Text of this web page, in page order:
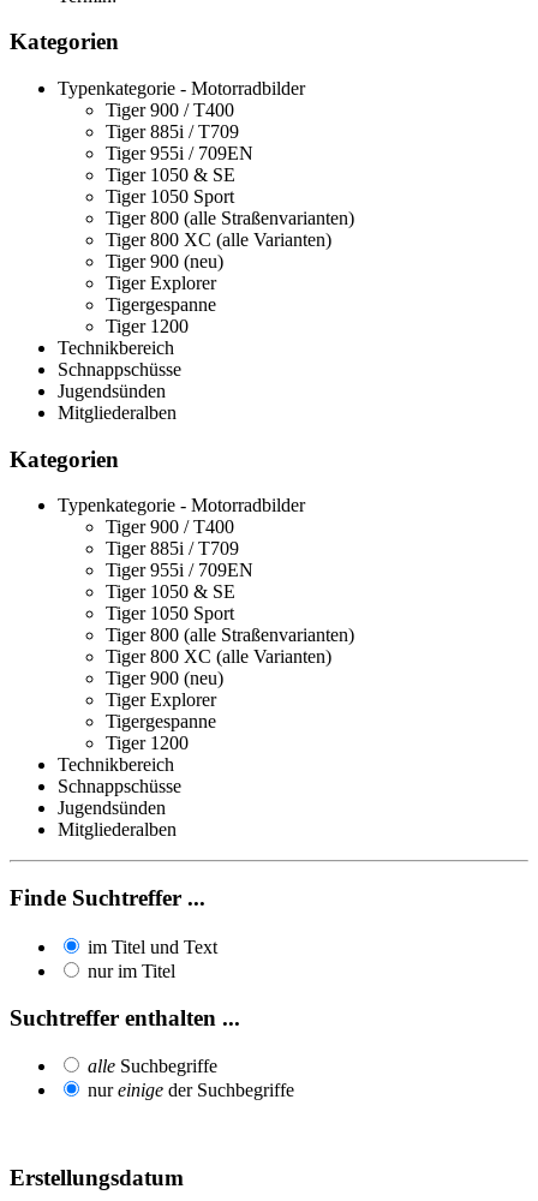
Kategorien
Typenkategorie - Motorradbilder
Tiger 900 / T400
Tiger 885i / T709
Tiger 955i / 709EN
Tiger 1050 & SE
Tiger 1050 Sport
Tiger 800 (alle Straßenvarianten)
Tiger 800 XC (alle Varianten)
Tiger 900 (neu)
Tiger Explorer
Tigergespanne
Tiger 1200
Technikbereich
Schnappschüsse
Jugendsünden
Mitgliederalben
Kategorien
Typenkategorie - Motorradbilder
Tiger 900 / T400
Tiger 885i / T709
Tiger 955i / 709EN
Tiger 1050 & SE
Tiger 1050 Sport
Tiger 800 (alle Straßenvarianten)
Tiger 800 XC (alle Varianten)
Tiger 900 (neu)
Tiger Explorer
Tigergespanne
Tiger 1200
Technikbereich
Schnappschüsse
Jugendsünden
Mitgliederalben
Finde Suchtreffer ...
im Titel und Text
nur im Titel
Suchtreffer enthalten ...
alle Suchbegriffe
nureinige der Suchbegriffe
Erstellungsdatum